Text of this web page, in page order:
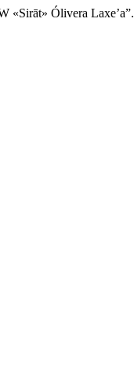
«Sirāt» Ólivera Laxe’a”.